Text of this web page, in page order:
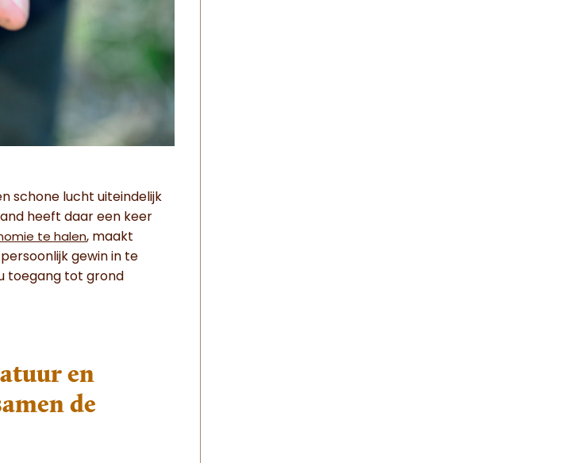
schone lucht uiteindelijk
heeft daar een keer
te halen, maakt
gewin in te
toegang tot grond
en
de